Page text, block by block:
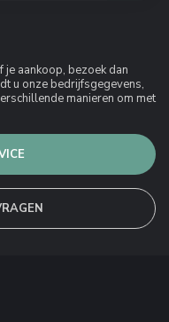
aankoop, bezoek dan
u onze bedrijfsgegevens,
manieren om met